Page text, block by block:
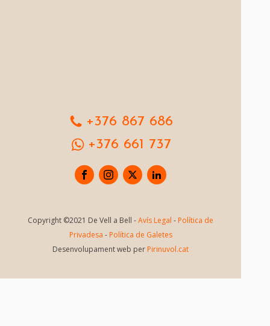
+376 867 686
+376 661 737
Copyright ©2021 De Vell a Bell -Avís Legal - Política de
Privadesa - Política de Galetes
Desenvolupament web per Pirinuvol.cat